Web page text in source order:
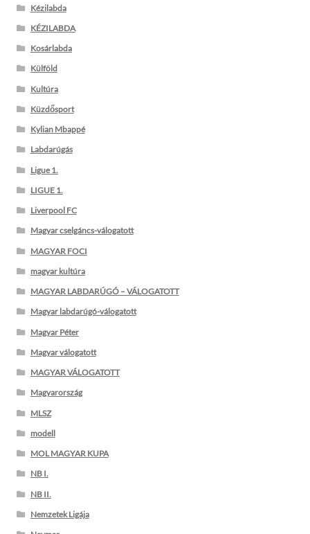
Kézilabda
KÉZILABDA
Kosárlabda
Külföld
Kultúra
Küzdősport
Kylian Mbappé
Labdarúgás
Ligue 1.
LIGUE 1.
Liverpool FC
Magyar cselgáncs-válogatott
MAGYAR FOCI
magyar kultúra
MAGYAR LABDARÚGÓ – VÁLOGATOTT
Magyar labdarúgó-válogatott
Magyar Péter
Magyar válogatott
MAGYAR VÁLOGATOTT
Magyarország
MLSZ
modell
MOL MAGYAR KUPA
NB I.
NB II.
Nemzetek Ligája